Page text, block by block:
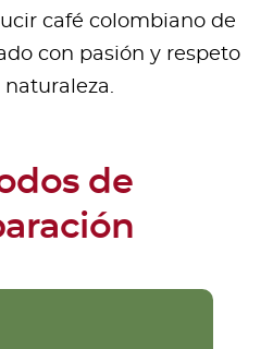
café colombiano de
con pasión y respeto
naturaleza.
de